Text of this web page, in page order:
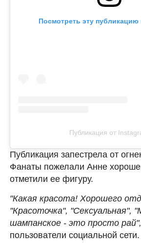
Посмотреть эту публикацию
Публикация от
Публикация запестрела от
Фанаты пожелали Анне
отметили ее фигуру.
"Какая красота! Хорошего
"Красоточка", "Сексуальная",
шампанское - это просто рай",
пользователи социальной сети.